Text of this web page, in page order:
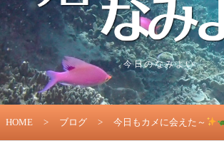
キ
ッ
プ
今日のなみよい
HOME > ブログ > 今日もカメに会えた～